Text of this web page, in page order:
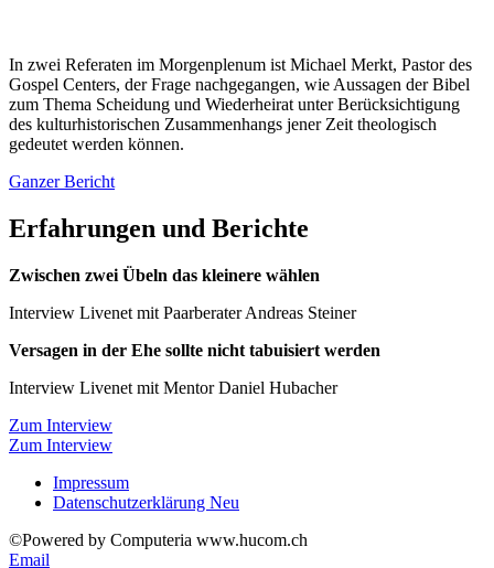
In zwei Referaten im Morgenplenum ist Michael Merkt, Pastor des
Gospel Centers, der Frage nachgegangen, wie Aussagen der Bibel
zum Thema Scheidung und Wiederheirat unter Berücksichtigung
des kulturhistorischen Zusammenhangs jener Zeit theologisch
gedeutet werden können.
Ganzer Bericht
Erfahrungen und Berichte
Zwischen zwei Übeln das kleinere wählen
Interview Livenet mit Paarberater Andreas Steiner
Versagen in der Ehe sollte nicht tabuisiert werden
Interview Livenet mit Mentor Daniel Hubacher
Zum Interview
Zum Interview
Impressum
Datenschutzerklärung Neu
©Powered by Computeria www.hucom.ch
Email